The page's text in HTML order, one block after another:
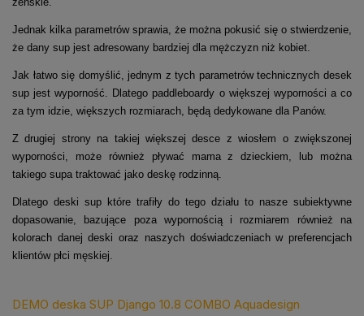
Jednak kilka parametrów sprawia, że można pokusić się o stwierdzenie,
że dany sup jest adresowany bardziej dla mężczyzn niż kobiet.
Jak łatwo się domyślić, jednym z tych parametrów technicznych desek
sup jest wyporność. Dlatego paddleboardy o większej wyporności a co
za tym idzie, większych rozmiarach, będą dedykowane dla Panów.
Z drugiej strony na takiej większej desce z wiosłem o zwiększonej
wyporności, może również pływać mama z dzieckiem, lub można
takiego supa traktować jako deskę rodzinną.
Dlatego deski sup które trafiły do tego działu to nasze subiektywne
dopasowanie, bazujące poza wypornością i rozmiarem również na
kolorach danej deski oraz naszych doświadczeniach w preferencjach
klientów płci męskiej.
DEMO deska SUP Django 10.8 COMBO Aquadesign